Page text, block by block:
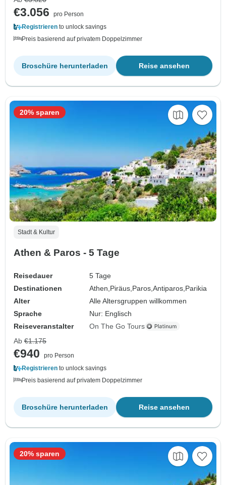
€3.056
pro Person
Registrieren to unlock savings
Preis basierend auf privatem Doppelzimmer
Reise ansehen
Broschüre herunterladen
Stadt & Kultur
Athen & Paros - 5 Tage
Reisedauer
5 Tage
Destinationen
Athen, Piräus, Paros,Antiparos, Parikia
Alter
Alle Altersgruppen willkommen
Sprache
Nur: Englisch
Reiseveranstalter
On The Go Tours
20% sparen
Ab €1.175
€940
pro Person
Registrieren to unlock savings
Preis basierend auf privatem Doppelzimmer
Reise ansehen
Broschüre herunterladen
20% sparen